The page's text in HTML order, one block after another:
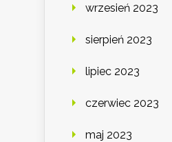
wrzesień 2023
sierpień 2023
lipiec 2023
czerwiec 2023
maj 2023